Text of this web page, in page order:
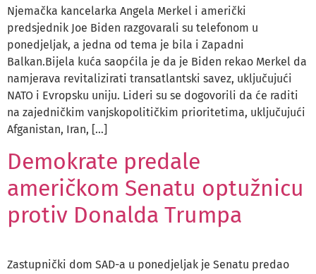
Njemačka kancelarka Angela Merkel i američki
predsjednik Joe Biden razgovarali su telefonom u
ponedjeljak, a jedna od tema je bila i Zapadni
Balkan.Bijela kuća saopćila je da je Biden rekao Merkel da
namjerava revitalizirati transatlantski savez, uključujući
NATO i Evropsku uniju. Lideri su se dogovorili da će raditi
na zajedničkim vanjskopolitičkim prioritetima, uključujući
Afganistan, Iran, […]
Demokrate predale
američkom Senatu optužnicu
protiv Donalda Trumpa
Zastupnički dom SAD-a u ponedjeljak je Senatu predao